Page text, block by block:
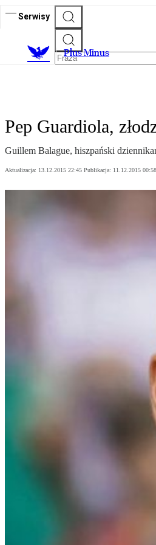
Serwisy
Plus Minus
Pep Guardiola,
Guillem Balague, hiszpański
Aktualizacja: 13.12.2015 22:45 Publikacja: 11.12.2015 00:58